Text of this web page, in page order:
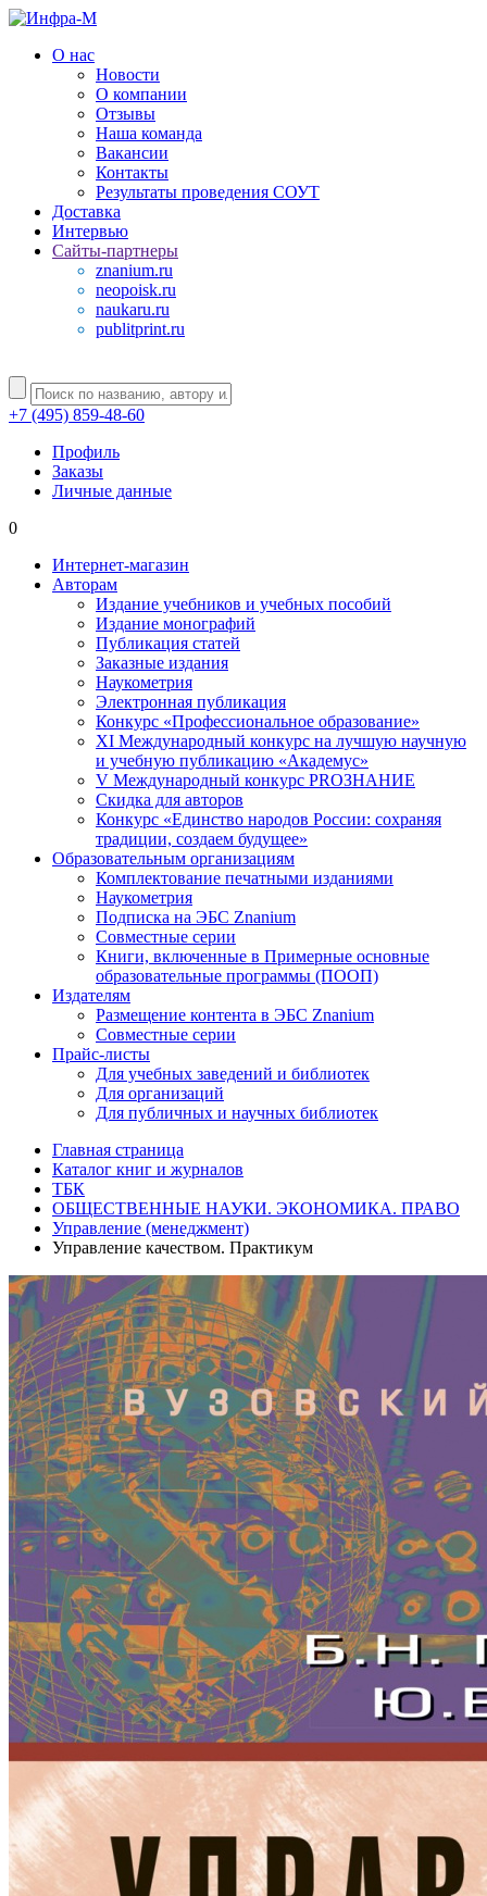
О нас
Новости
О компании
Отзывы
Наша команда
Вакансии
Контакты
Результаты проведения СОУТ
Доставка
Интервью
Сайты-партнеры
znanium.ru
neopoisk.ru
naukaru.ru
publitprint.ru
+7 (495) 859-48-60
Профиль
Заказы
Личные данные
0
Интернет-магазин
Авторам
Издание учебников и учебных пособий
Издание монографий
Публикация статей
Заказные издания
Наукометрия
Электронная публикация
Конкурс «Профессиональное образование»
XI Международный конкурс на лучшую научную
и учебную публикацию «Академус»
V Международный конкурс PROЗНАНИЕ
Скидка для авторов
Конкурс «Единство народов России: сохраняя
традиции, создаем будущее»
Образовательным организациям
Комплектование печатными изданиями
Наукометрия
Подписка на ЭБС Znanium
Совместные серии
Книги, включенные в Примерные основные
образовательные программы (ПООП)
Издателям
Размещение контента в ЭБС Znanium
Совместные серии
Прайс-листы
Для учебных заведений и библиотек
Для организаций
Для публичных и научных библиотек
Главная страница
Каталог книг и журналов
ТБК
ОБЩЕСТВЕННЫЕ НАУКИ. ЭКОНОМИКА. ПРАВО
Управление (менеджмент)
Управление качеством. Практикум